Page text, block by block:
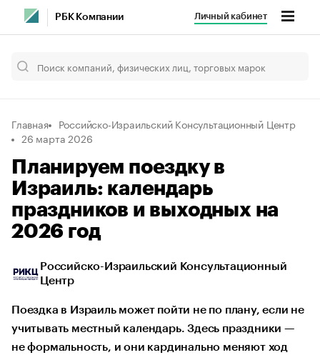
РБК Компании Личный кабинет
Главная
Российско-Израильский Консультационный Центр
26 марта 2026
Планируем поездку в
Израиль: календарь
праздников и выходных на
2026 год
Российско-Израильский Консультационный
Центр
Поездка в Израиль может пойти не по плану, если не
учитывать местный календарь. Здесь праздники —
не формальность, и они кардинально меняют ход